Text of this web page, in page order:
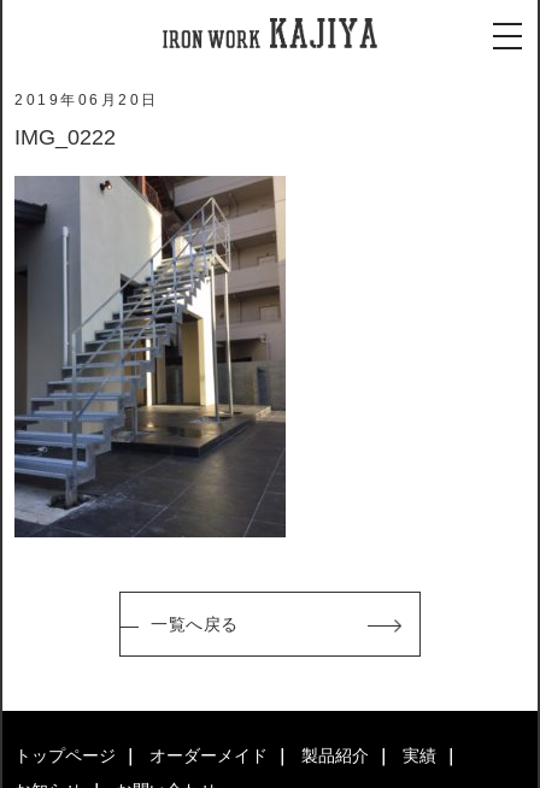
2019年06月20日
IMG_0222
一覧へ戻る
トップページ オーダーメイド 製品紹介
実績